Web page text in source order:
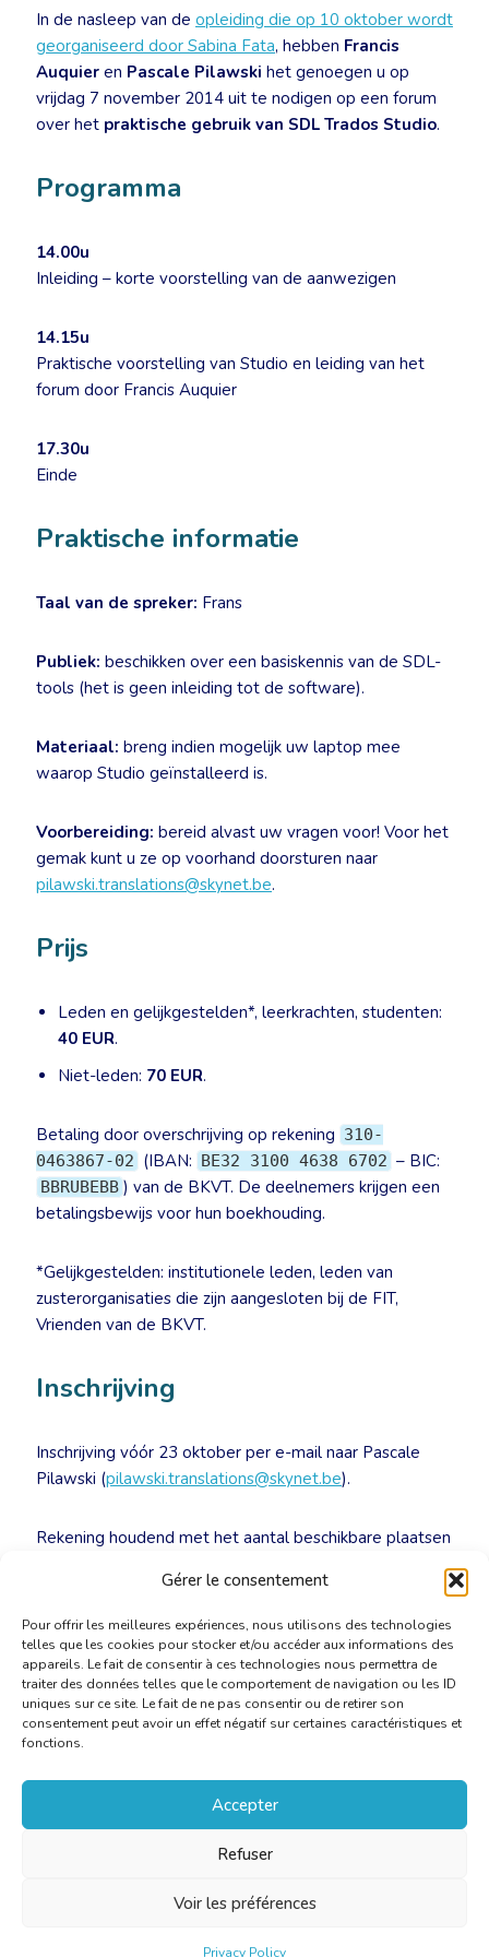
Gérer le consentement
Pour offrir les meilleures expériences, nous utilisons des technologies
telles que les cookies pour stocker et/ou accéder aux informations des
appareils. Le fait de consentir à ces technologies nous permettra de
traiter des données telles que le comportement de navigation ou les ID
uniques sur ce site. Le fait de ne pas consentir ou de retirer son
consentement peut avoir un effet négatif sur certaines caractéristiques et
fonctions.
Accepter
Refuser
Voir les préférences
Privacy Policy
In de nasleep van de opleiding die op 10 oktober wordt
georganiseerd door Sabina Fata, hebben Francis
Auquier en Pascale Pilawski het genoegen u op
vrijdag 7 november 2014 uit te nodigen op een forum
over het praktische gebruik van SDL Trados Studio.
Programma
14.00u
Inleiding – korte voorstelling van de aanwezigen
14.15u
Praktische voorstelling van Studio en leiding van het
forum door Francis Auquier
17.30u
Einde
Praktische informatie
Taal van de spreker: Frans
Publiek: beschikken over een basiskennis van de SDL-
tools (het is geen inleiding tot de software).
Materiaal: breng indien mogelijk uw laptop mee
waarop Studio geïnstalleerd is.
Voorbereiding: bereid alvast uw vragen voor! Voor het
gemak kunt u ze op voorhand doorsturen naar
pilawski.translations@skynet.be.
Prijs
Leden en gelijkgestelden*, leerkrachten, studenten:
40 EUR.
Niet-leden: 70 EUR.
Betaling door overschrijving op rekening 310-
0463867-02 (IBAN: BE32 3100 4638 6702 – BIC:
BBRUBEBB ) van de BKVT. De deelnemers krijgen een
betalingsbewijs voor hun boekhouding.
*Gelijkgestelden: institutionele leden, leden van
zusterorganisaties die zijn aangesloten bij de FIT,
Vrienden van de BKVT.
Inschrijving
Inschrijving vóór 23 oktober per e-mail naar Pascale
Pilawski (pilawski.translations@skynet.be).
Rekening houdend met het aantal beschikbare plaatsen
aantal inschrijvingen beperkt tot 20 personen.